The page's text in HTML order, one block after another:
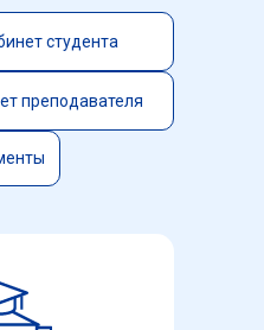
студента
преподавателя